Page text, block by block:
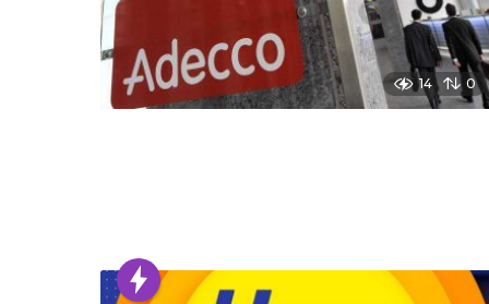
14 0